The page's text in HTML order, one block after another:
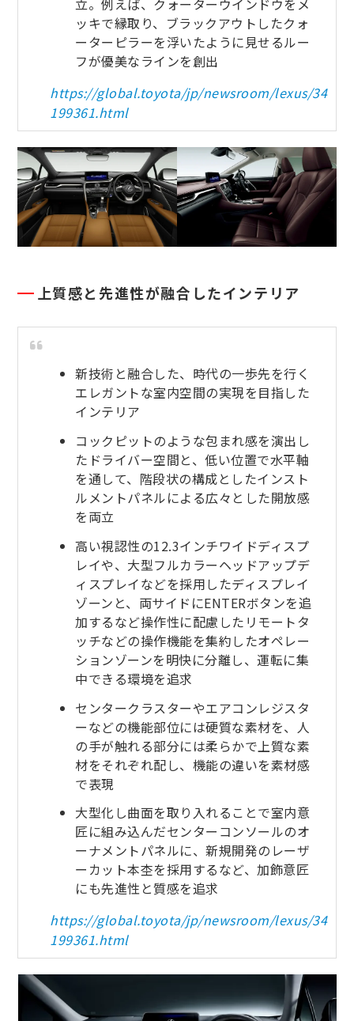
立。例えば、クォーターウインドウをメ
ッキで縁取り、ブラックアウトしたクォ
ーターピラーを浮いたように見せるルー
フが優美なラインを創出
https://global.toyota/jp/newsroom/lexus/34
199361.html
上質感と先進性が融合したインテリア
新技術と融合した、時代の一歩先を行く
エレガントな室内空間の実現を目指した
インテリア
コックピットのような包まれ感を演出し
たドライバー空間と、低い位置で水平軸
を通して、階段状の構成としたインスト
ルメントパネルによる広々とした開放感
を両立
高い視認性の12.3インチワイドディスプ
レイや、大型フルカラーヘッドアップデ
ィスプレイなどを採用したディスプレイ
ゾーンと、両サイドにENTERボタンを追
加するなど操作性に配慮したリモートタ
ッチなどの操作機能を集約したオペレー
ションゾーンを明快に分離し、運転に集
中できる環境を追求
センタークラスターやエアコンレジスタ
ーなどの機能部位には硬質な素材を、人
の手が触れる部分には柔らかで上質な素
材をそれぞれ配し、機能の違いを素材感
で表現
大型化し曲面を取り入れることで室内意
匠に組み込んだセンターコンソールのオ
ーナメントパネルに、新規開発のレーザ
ーカット本杢を採用するなど、加飾意匠
にも先進性と質感を追求
https://global.toyota/jp/newsroom/lexus/34
199361.html